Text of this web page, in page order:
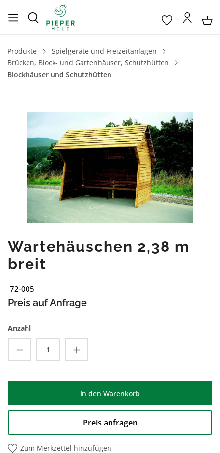
Produkte
Spielgeräte und Freizeitanlagen
Brücken, Block- und Gartenhäuser, Schutzhütten
Blockhäuser und Schutzhütten
Wartehäuschen 2,38 m
breit
72-005
Preis auf Anfrage
Anzahl
Produkt Anzahl: Gib den gewünschten
In den Warenkorb
Preis anfragen
Zum Merkzettel hinzufügen